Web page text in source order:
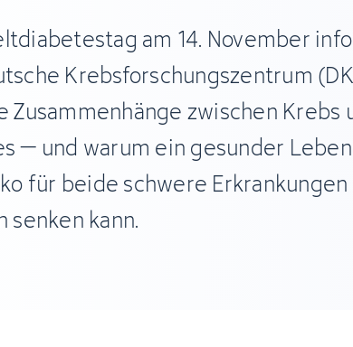
am 14. November
Krebsforschungszentrum
Zusammenhänge zwischen Krebs
– und warum ein gesunder
für beide schwere Erkrankungen
senken kann.